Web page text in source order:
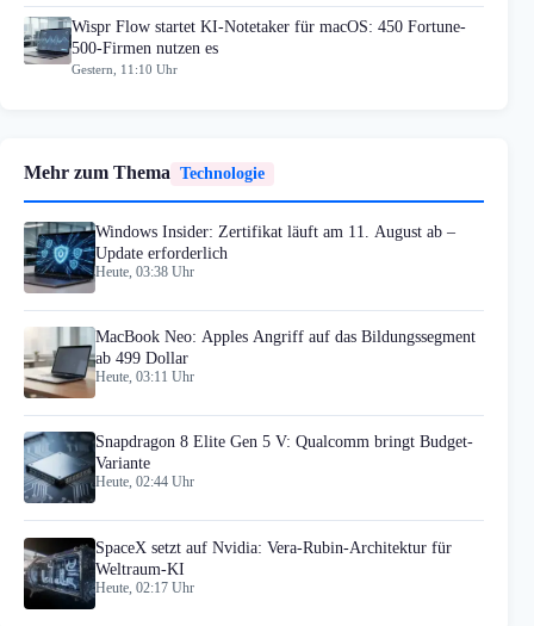
Wispr Flow startet KI-Notetaker für macOS: 450 Fortune-
500-Firmen nutzen es
Gestern, 11:10 Uhr
Mehr zum Thema Technologie
Windows Insider: Zertifikat läuft am 11. August ab –
Update erforderlich
Heute, 03:38 Uhr
MacBook Neo: Apples Angriff auf das Bildungssegment
ab 499 Dollar
Heute, 03:11 Uhr
Snapdragon 8 Elite Gen 5 V: Qualcomm bringt Budget-
Variante
Heute, 02:44 Uhr
SpaceX setzt auf Nvidia: Vera-Rubin-Architektur für
Weltraum-KI
Heute, 02:17 Uhr